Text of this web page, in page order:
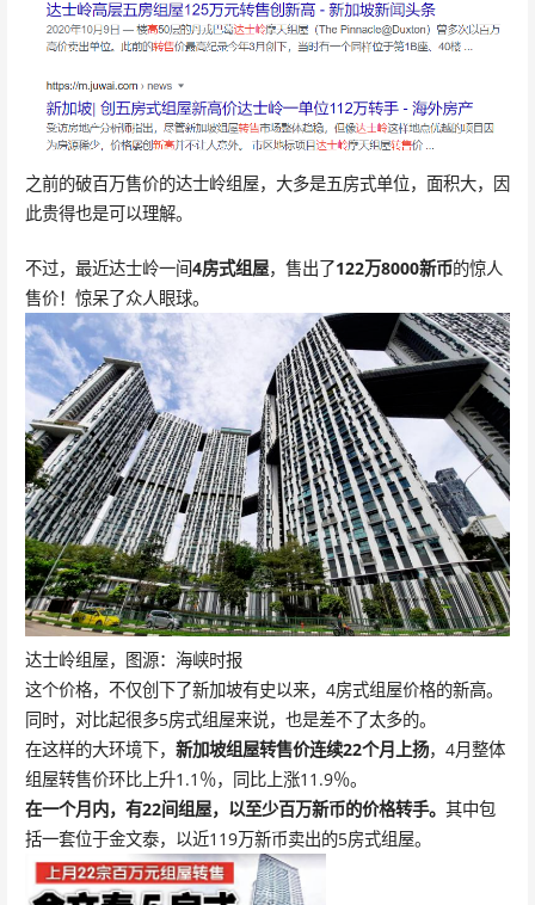
之前的破百万售价的达士岭组屋，大多是五房式单位，面积大，因
此贵得也是可以理解。
不过，最近达士岭一间4房式组屋，售出了122万8000新币的惊人
售价！惊呆了众人眼球。
达士岭组屋，图源：海峡时报
这个价格，不仅创下了新加坡有史以来，4房式组屋价格的新高。
同时，对比起很多5房式组屋来说，也是差不了太多的。
在这样的大环境下， 新加坡组屋转售价连续22个月上扬，4月整体
组屋转售价环比上升1.1％，同比上涨11.9％。
在一个月内，有22间组屋，以至少百万新币的价格转手。 其中包
括一套位于金文泰，以近119万新币卖出的5房式组屋。